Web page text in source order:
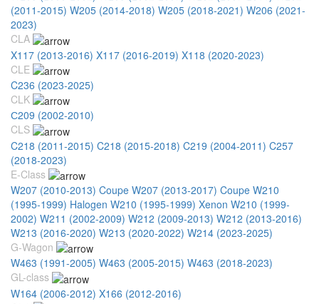
(2011-2015) W205 (2014-2018) W205 (2018-2021) W206 (2021-
2023)
CLA
X117 (2013-2016) X117 (2016-2019) X118 (2020-2023)
CLE
C236 (2023-2025)
CLK
С209 (2002-2010)
CLS
C218 (2011-2015) C218 (2015-2018) C219 (2004-2011) C257
(2018-2023)
E-Class
W207 (2010-2013) Coupe W207 (2013-2017) Coupe W210
(1995-1999) Halogen W210 (1995-1999) Xenon W210 (1999-
2002) W211 (2002-2009) W212 (2009-2013) W212 (2013-2016)
W213 (2016-2020) W213 (2020-2022) W214 (2023-2025)
G-Wagon
W463 (1991-2005) W463 (2005-2015) W463 (2018-2023)
GL-class
W164 (2006-2012) X166 (2012-2016)